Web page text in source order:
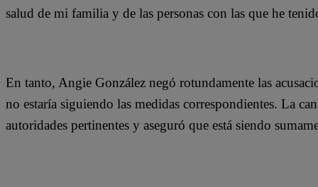
salud de mi familia y de las personas con las que he
En tanto, Angie González negó rotundamente las
no estaría siguiendo las medidas correspondientes. La
autoridades pertinentes y aseguró que está siendo